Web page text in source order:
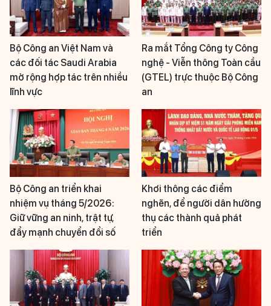
Bộ Công an Việt Nam và
các đối tác Saudi Arabia
mở rộng hợp tác trên nhiều
lĩnh vực
Ra mắt Tổng Công ty Công
nghệ - Viễn thông Toàn cầu
(GTEL) trực thuộc Bộ Công
an
Bộ Công an triển khai
nhiệm vụ tháng 5/2026:
Giữ vững an ninh, trật tự,
đẩy mạnh chuyển đổi số
Khơi thông các điểm
nghẽn, để người dân hưởng
thụ các thành quả phát
triển